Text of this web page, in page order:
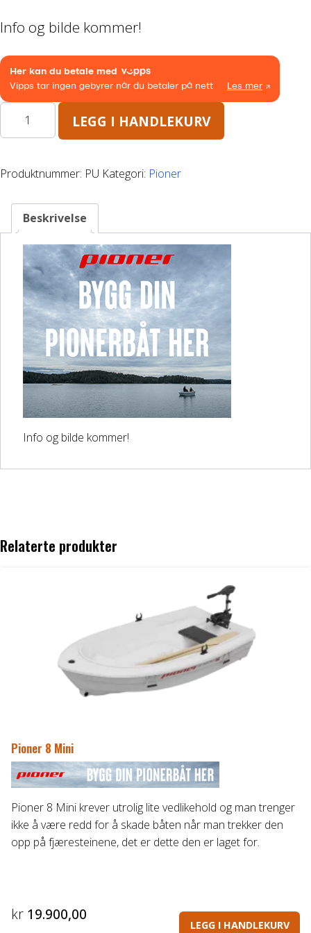
Båthenger
Varehenger
Skaphenger
Maskinhenger
HAGE/SKOG
Honda Power Equipment
Stihl -Skog og Hage
Toro Snøfres
DELER OG TILBEHØR
Batteriladere
GIVI – Bagasjesystem for MC
Info og bilde kommer!
LEGG I HANDLEKURV
Produktnummer: PU Kategori: Pioner
Beskrivelse
Info og bilde kommer!
Relaterte produkter
Pioner 8 Mini
Pioner 8 Mini krever utrolig lite vedlikehold og man trenger
ikke å være redd for å skade båten når man trekker den
opp på fjæresteinene, det er dette den er laget for.
kr 19.900,00
LEGG I HANDLEKURV